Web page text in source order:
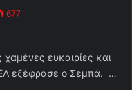
677
ευκαιρίες και
εξέφρασε ο Σεμπά. …